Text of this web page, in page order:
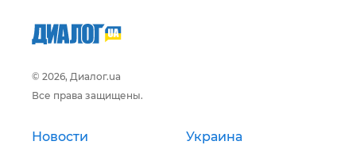
© 2026, Диалог.ua
Все права защищены.
Новости Украина